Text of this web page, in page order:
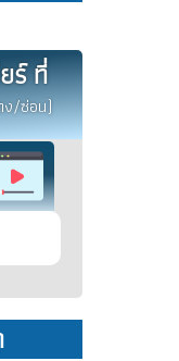
ร์ ที่
ง/ซ่อน)